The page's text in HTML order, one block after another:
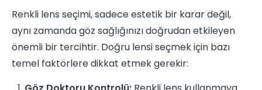
Renkli lens seçimi, sadece estetik bir karar değil,
aynı zamanda göz sağlığınızı doğrudan etkileyen
önemli bir tercihtir. Doğru lensi seçmek için bazı
temel faktörlere dikkat etmek gerekir: